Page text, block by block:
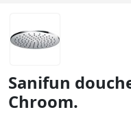
Sanifun
Chroom.